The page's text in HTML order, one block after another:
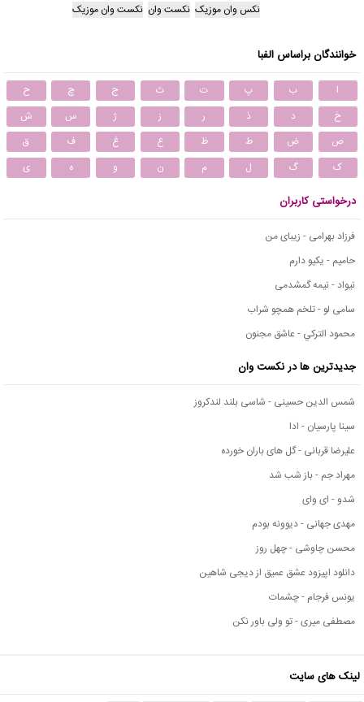
نکس وان موزیک نکست وان نکست وان موزیک
خوانندگان براساس الفبا
ا ب پ ت ث ج چ
ح
خ
د ذ ر ز ژ س
ش
ص
ض ط ظ ع غ ف
ق
ک
گ ل م ن و ه ی
درخواستی کاربران
فرزاد بهرامی - زیبای من
حامیم - یکیو دارم
نیواد - نیمه گمشدمی
سامی لو - تلخم همچو شراب
محمود التركي - عاشق مجنون
جدیدترین ها در نکست وان
شمس الدین حسینی - شاسی بلند لندکروز
سینا پارسیان - ادا
علیرضا قربانی - گل های باران خورده
مهراد جم - باز شب شد
شدو - ای وای
مهدی جهانی - دیوونه بودم
محسن چاوشی - چهل روز
دانلود اپیزود عشق عمیق از دیجی شاهین
یونس فرجام - چشمات
مصطفی میری - تو ولی باور نکن
لینک های سایت